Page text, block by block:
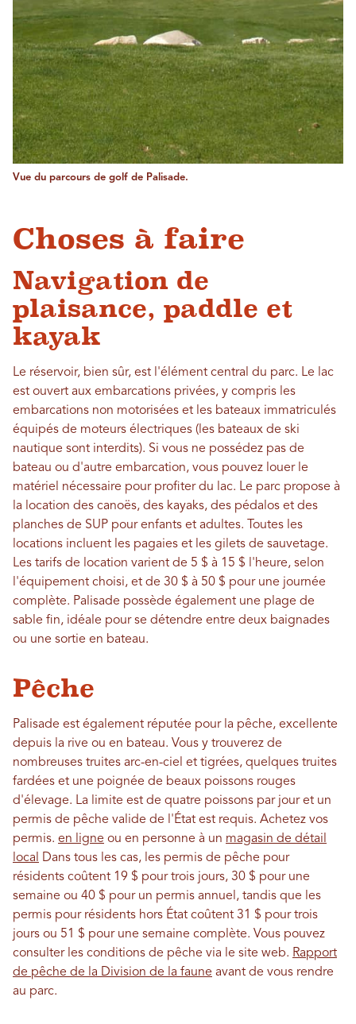
Vue du parcours de golf de Palisade.
Choses à faire
Navigation de
plaisance, paddle et
kayak
Le réservoir, bien sûr, est l'élément central du parc. Le lac
est ouvert aux embarcations privées, y compris les
embarcations non motorisées et les bateaux immatriculés
équipés de moteurs électriques (les bateaux de ski
nautique sont interdits). Si vous ne possédez pas de
bateau ou d'autre embarcation, vous pouvez louer le
matériel nécessaire pour profiter du lac. Le parc propose à
la location des canoës, des kayaks, des pédalos et des
planches de SUP pour enfants et adultes. Toutes les
locations incluent les pagaies et les gilets de sauvetage.
Les tarifs de location varient de 5 $ à 15 $ l'heure, selon
l'équipement choisi, et de 30 $ à 50 $ pour une journée
complète. Palisade possède également une plage de
sable fin, idéale pour se détendre entre deux baignades
ou une sortie en bateau.
Pêche
Palisade est également réputée pour la pêche, excellente
depuis la rive ou en bateau. Vous y trouverez de
nombreuses truites arc-en-ciel et tigrées, quelques truites
fardées et une poignée de beaux poissons rouges
d'élevage. La limite est de quatre poissons par jour et un
permis de pêche valide de l'État est requis. Achetez vos
permis. en ligne ou en personne à un magasin de détail
local
Dans tous les cas, les permis de pêche pour
résidents coûtent 19 $ pour trois jours, 30 $ pour une
semaine ou 40 $ pour un permis annuel, tandis que les
permis pour résidents hors État coûtent 31 $ pour trois
jours ou 51 $ pour une semaine complète. Vous pouvez
consulter les conditions de pêche via le site web. Rapport
de pêche de la Division de la faune avant de vous rendre
au parc.